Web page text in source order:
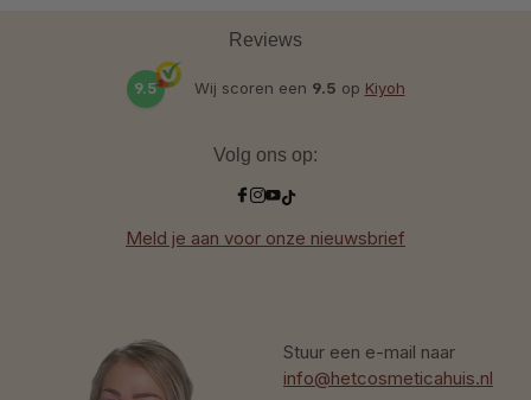
Stuur een e-mail naar
info@hetcosmeticahuis.nl
Reviews
9.5 Wij scoren een 9.5 op Kiyoh
Volg ons op:
Meld je aan voor onze nieuwsbrief